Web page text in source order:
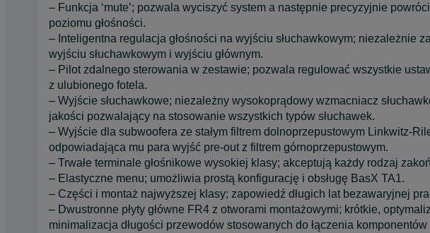
– Funkcja ‘mute’; pozwala wyciszyć system a następnie precyzyjnie
poziomu głośności.
– Inteligentna regulacja głośności na wyjściu słuchawkowym; niezależnie
wyjściu słuchawkowym i wyjściu głównym.
– Pilot zdalnego sterowania w zestawie; pozwala regulować wszystkie
z ulubionego fotela.
– Wyjście słuchawkowe; niezależny wysokoprądowy wzmacniacz
jakości pozwalający na stosowanie wszystkich typów słuchawek.
– Wyjście dla subwoofera ze stałym filtrem dolnoprzepustowym Linkwitz-
odpowiadająca mu para wyjść pre-out z filtrem górnoprzepustowym.
– Trwałe terminale głośnikowe wysokiej klasy; akceptują każdy rodzaj
– Elastyczne menu; umożliwia prostą konfigurację i obsługę BasX TA1.
– Części i montaż najwyższej klasy; zapowiedź długich lat bezawaryjnej
– Dwustronne płyty główne FR4 z otworami montażowymi; krótkie,
minimalizacja długości przewodów stosowanych do łączenia